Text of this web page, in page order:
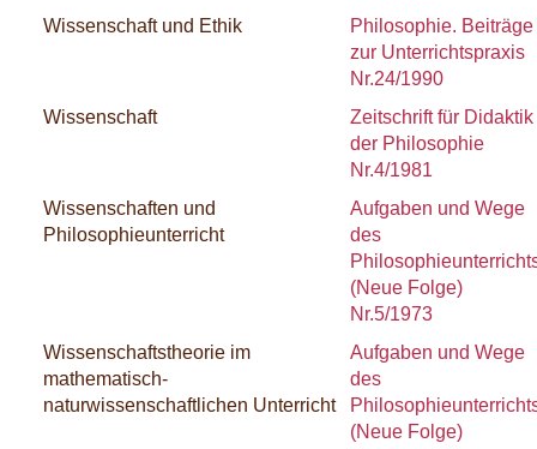
Wissenschaft und Ethik
Philosophie. Beiträge
zur Unterrichtspraxis
Nr.24/1990
Wissenschaft
Zeitschrift für Didaktik
der Philosophie
Nr.4/1981
Wissenschaften und
Philosophieunterricht
Aufgaben und Wege
des
(Neue Folge)
Nr.5/1973
Wissenschaftstheorie im
mathematisch-
naturwissenschaftlichen Unterricht
Aufgaben und Wege
des
(Neue Folge)